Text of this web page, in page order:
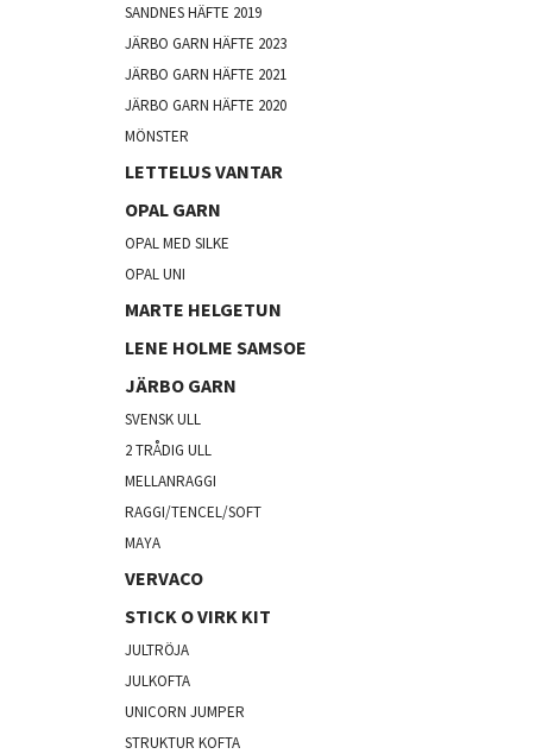
SANDNES HÄFTE 2019
JÄRBO GARN HÄFTE 2023
JÄRBO GARN HÄFTE 2021
JÄRBO GARN HÄFTE 2020
MÖNSTER
LETTELUS VANTAR
OPAL GARN
OPAL MED SILKE
OPAL UNI
MARTE HELGETUN
LENE HOLME SAMSOE
JÄRBO GARN
SVENSK ULL
2 TRÅDIG ULL
MELLANRAGGI
RAGGI/TENCEL/SOFT
MAYA
VERVACO
STICK O VIRK KIT
JULTRÖJA
JULKOFTA
UNICORN JUMPER
STRUKTUR KOFTA